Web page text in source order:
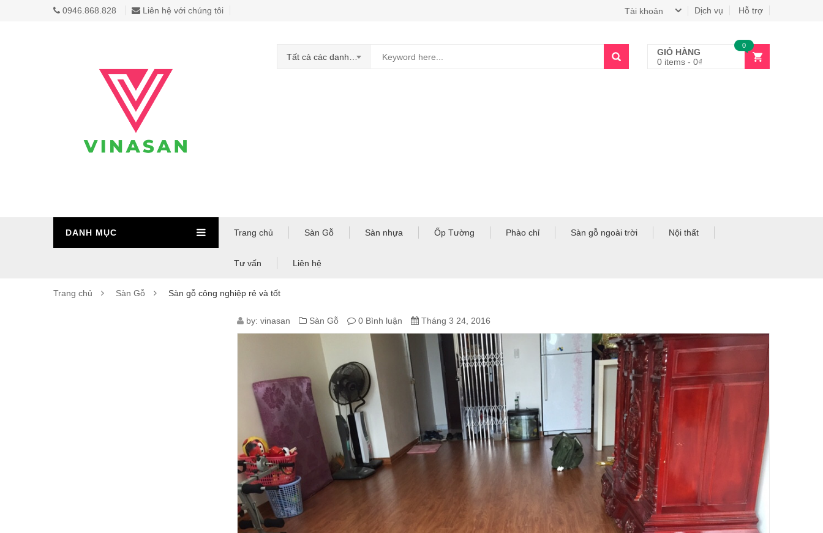
0946.868.828 Liên hệ với chúng tôi Dịch vụ Hỗ trợ
Tài khoản
Tất cả các danh mục
GIỎ HÀNG
0 items - 0₫
0
DANH MỤC Trang chủ Sàn Gỗ Sàn nhựa Ốp Tường Phào chỉ Sàn gỗ ngoài trời Nội thất
Tư vấn Liên hệ
Trang chủ Sàn Gỗ Sàn gỗ công nghiệp rẻ và tốt
SÀN
NGHIỆP
VÀ
TỐT
by: vinasan Sàn Gỗ 0 Bình luận Tháng 3 24, 2016